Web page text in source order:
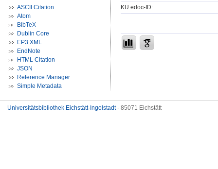
ASCII Citation
Atom
BibTeX
Dublin Core
EP3 XML
EndNote
HTML Citation
JSON
Reference Manager
Simple Metadata
KU.edoc-ID:
Universitätsbibliothek Eichstätt-Ingolstadt- 85071 Eichstätt